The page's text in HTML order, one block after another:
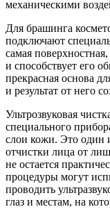
механическими
Для брашинга
подключают
самая
и способствует его
прекрасная основа
и результат от него
Ультрозвуковая
специального
слои кожи. Это один
отчистки лица от
не остается
процедуры могут
проводить
глаз и местам, на